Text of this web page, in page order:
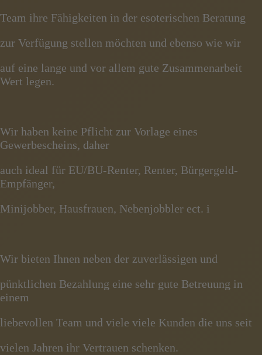
Team ihre Fähigkeiten in der esoterischen Beratung
zur Verfügung stellen möchten und ebenso wie wir
auf eine lange und vor allem gute Zusammenarbeit
Wert legen.
Wir haben keine Pflicht zur Vorlage eines
Gewerbescheins, daher
auch ideal für EU/BU-Renter, Renter, Bürgergeld-
Empfänger,
Minijobber, Hausfrauen, Nebenjobbler ect. i
Wir bieten Ihnen neben der zuverlässigen und
pünktlichen Bezahlung eine sehr gute Betreuung in
einem
liebevollen Team und viele viele Kunden die uns seit
vielen Jahren ihr Vertrauen schenken.